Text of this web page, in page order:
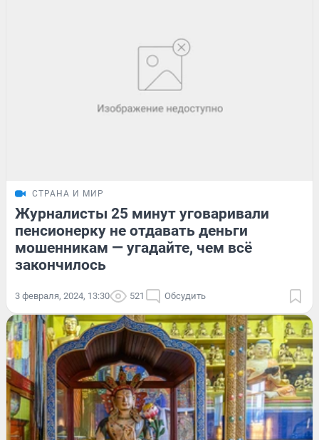
СТРАНА И МИР
Журналисты 25 минут уговаривали
пенсионерку не отдавать деньги
мошенникам — угадайте, чем всё
закончилось
3 февраля, 2024, 13:30 521 Обсудить